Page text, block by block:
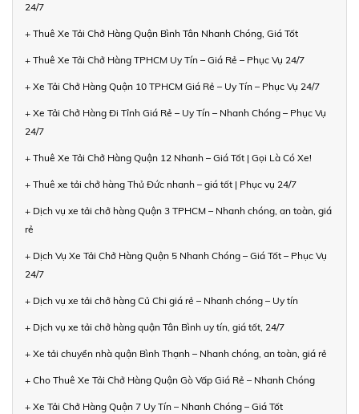
24/7
+ Thuê Xe Tải Chở Hàng Quận Bình Tân Nhanh Chóng, Giá Tốt
+ Thuê Xe Tải Chở Hàng TPHCM Uy Tín – Giá Rẻ – Phục Vụ 24/7
+ Xe Tải Chở Hàng Quận 10 TPHCM Giá Rẻ – Uy Tín – Phục Vụ 24/7
+ Xe Tải Chở Hàng Đi Tỉnh Giá Rẻ – Uy Tín – Nhanh Chóng – Phục Vụ
24/7
+ Thuê Xe Tải Chở Hàng Quận 12 Nhanh – Giá Tốt | Gọi Là Có Xe!
+ Thuê xe tải chở hàng Thủ Đức nhanh – giá tốt | Phục vụ 24/7
+ Dịch vụ xe tải chở hàng Quận 3 TPHCM – Nhanh chóng, an toàn, giá
rẻ
+ Dịch Vụ Xe Tải Chở Hàng Quận 5 Nhanh Chóng – Giá Tốt – Phục Vụ
24/7
+ Dịch vụ xe tải chở hàng Củ Chi giá rẻ – Nhanh chóng – Uy tín
+ Dịch vụ xe tải chở hàng quận Tân Bình uy tín, giá tốt, 24/7
+ Xe tải chuyển nhà quận Bình Thạnh – Nhanh chóng, an toàn, giá rẻ
+ Cho Thuê Xe Tải Chở Hàng Quận Gò Vấp Giá Rẻ – Nhanh Chóng
+ Xe Tải Chở Hàng Quận 7 Uy Tín – Nhanh Chóng – Giá Tốt